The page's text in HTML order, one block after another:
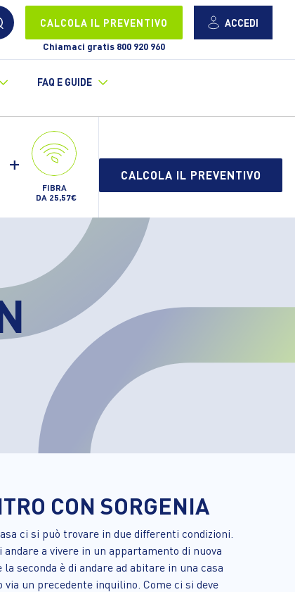
CALCOLA IL PREVENTIVO
Chiamaci gratis 800 920 960
ACCEDI
FAQ E GUIDE
+
FIBRA
DA 25,57€
CALCOLA IL PREVENTIVO
CON SORGENIA
ci si può trovare in due differenti condizioni.
a vivere in un appartamento di nuova
seconda è di andare ad abitare in una casa
via un precedente inquilino. Come ci si deve